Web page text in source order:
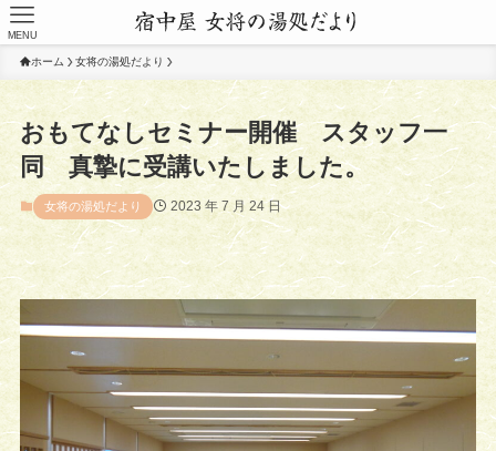
MENU
ホーム 女将の湯処だより
おもてなしセミナー開催 スタッフ一
同 真摯に受講いたしました。
女将の湯処だより 2023 年 7 月 24 日